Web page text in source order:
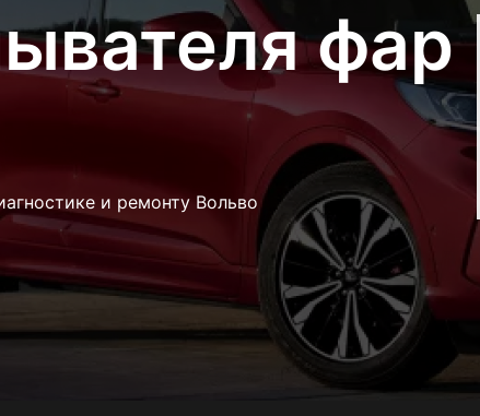
фар
и ремонту Вольво